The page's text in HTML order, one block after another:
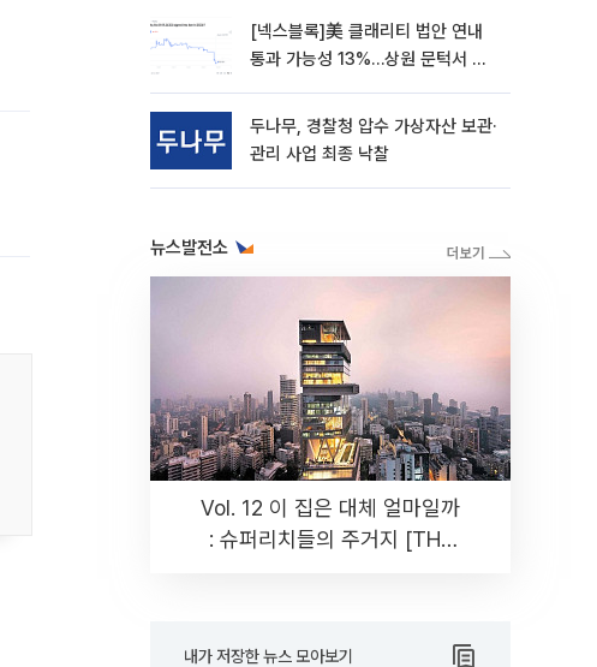
[넥스블록]美 클래리티 법안 연내
통과 가능성 13%…상원 문턱서 제
두나무, 경찰청 압수 가상자산 보관·
관리 사업 최종 낙찰
뉴스발전소
Vol. 12 이 집은 대체 얼마일까
: 슈퍼리치들의 주거지 [THE
내가 저장한 뉴스 모아보기